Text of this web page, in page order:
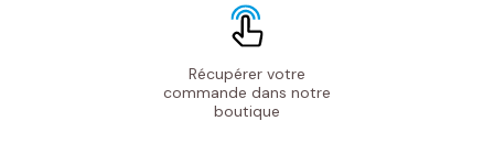
Récupérer votre
commande dans notre
boutique